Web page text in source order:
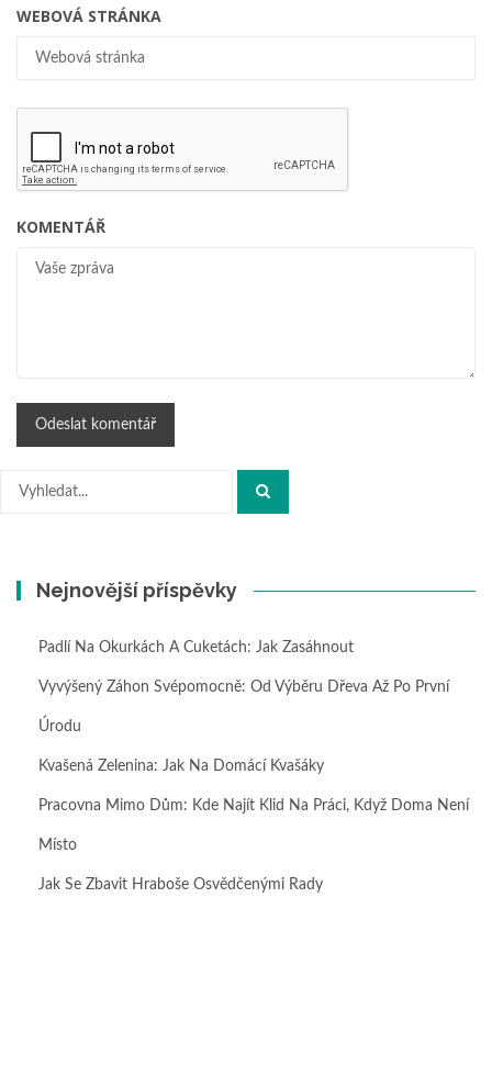
WEBOVÁ STRÁNKA
KOMENTÁŘ
Hledat:
Nejnovější příspěvky
Padlí Na Okurkách A Cuketách: Jak Zasáhnout
Vyvýšený Záhon Svépomocně: Od Výběru Dřeva Až Po První
Úrodu
Kvašená Zelenina: Jak Na Domácí Kvašáky
Pracovna Mimo Dům: Kde Najít Klid Na Práci, Když Doma Není
Místo
Jak Se Zbavit Hraboše Osvědčenými Rady